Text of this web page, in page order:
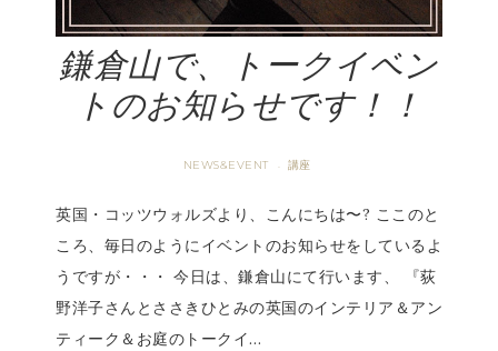
鎌倉山で、トークイベン
トのお知らせです！！
NEWS&EVENT · 講座
英国・コッツウォルズより、こんにちは〜? ここのと
ころ、毎日のようにイベントのお知らせをしているよ
うですが・・・ 今日は、鎌倉山にて行います、 『荻
野洋子さんとささきひとみの英国のインテリア＆アン
ティーク＆お庭のトークイ…